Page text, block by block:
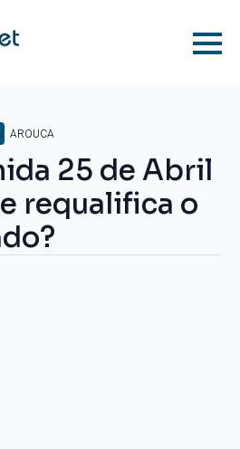
AROUCA
25 de Abril
requalifica o